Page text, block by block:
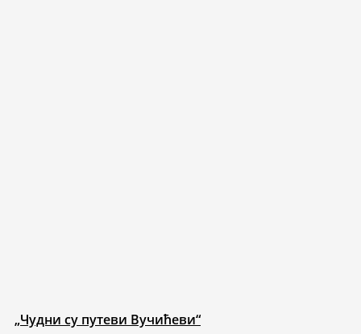
„Чудни су путеви Вучићеви“